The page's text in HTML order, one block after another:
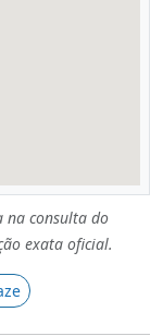
na consulta do
exata oficial.